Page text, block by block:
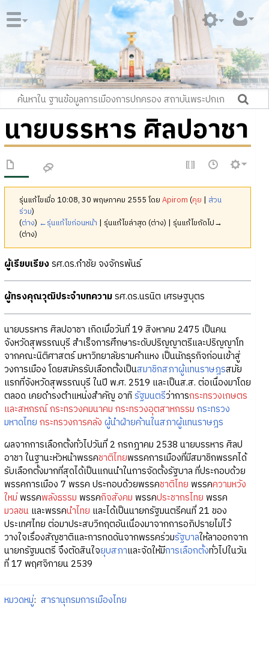
นายบรรหาร ศิลปอาชา
รุ่นแก้ไขเมื่อ 10:08, 30 พฤษภาคม 2555 โดยApirom (คุย | ส่วน
ร่วม)
(ต่าง) ←รุ่นแก้ไขก่อนหน้า | รุ่นแก้ไขล่าสุด (ต่าง) | รุ่นแก้ไขถัดไป→
(ต่าง)
ผู้เรียบเรียงรศ.ดร.กำชัย จงจักรพันธ์
ผู้ทรงคุณวุฒิประจำบทความรศ.ดร.นรนิต เศรษฐบุตร
นายบรรหาร ศิลปอาชา เกิดเมื่อวันที่ 19 สิงหาคม 2475 เป็นคน
จังหวัดสุพรรณบุรี สำเร็จการศึกษาระดับปริญญาตรีและปริญญาโท
จากคณะนิติศาสตร์ มหาวิทยาลัยรามคำแหง เป็นนักธุรกิจก่อนเข้าสู่
วงการเมือง โดยสมัครรับเลือกตั้งเป็นสมาชิกสภาผู้แทนราษฎรสมัย
แรกที่จังหวัดสุพรรณบุรี ในปี พ.ศ. 2519 และเป็นส.ส. ต่อเนื่องมาโดย
ตลอด เคยดำรงตำแหน่งสำคัญ อาทิรัฐมนตรีว่าการกระทรวงเกษตร
และสหกรณ์กระทรวงคมนาคม กระทรวงอุตสาหกรรม กระทรวง
มหาดไทย กระทรวงการคลัง ผู้นำฝ่ายค้านในสภาผู้แทนราษฎร
ผลจากการเลือกตั้งทั่วไปวันที่ 2 กรกฎาคม 2538 นายบรรหาร ศิลป
อาชา ในฐานะหัวหน้าพรรคชาติไทยพรรคการเมืองที่มีสมาชิกพรรคได้
รับเลือกตั้งมากที่สุดได้เป็นแกนนำในการจัดตั้งรัฐบาล ที่ประกอบด้วย
พรรคการเมือง 7 พรรค ประกอบด้วยพรรคชาติไทย พรรคความหวัง
ใหม่พรรคพลังธรรม พรรคกิจสังคม พรรคประชากรไทย พรรค
มวลชนและพรรคนำไทย และได้เป็นนายกรัฐมนตรีคนที่ 21 ของ
ประเทศไทย ต่อมาประสบวิกฤตอันเนื่องมาจากการอภิปรายไม่ไว้
วางใจเรื่องสัญชาติและการกดดันจากพรรคร่วมรัฐบาลให้ลาออกจาก
นายกรัฐมนตรี จึงตัดสินใจยุบสภาและจัดให้มีการเลือกตั้งทั่วไปในวัน
ที่ 17 พฤศจิกายน 2539
หมวดหมู่: สารานุกรมการเมืองไทย